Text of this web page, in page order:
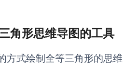
角形思维导图的工具
方式绘制全等三角形的思维